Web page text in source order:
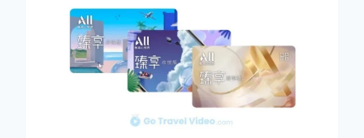
完
整
攻
略：
NT$7,000
卡、